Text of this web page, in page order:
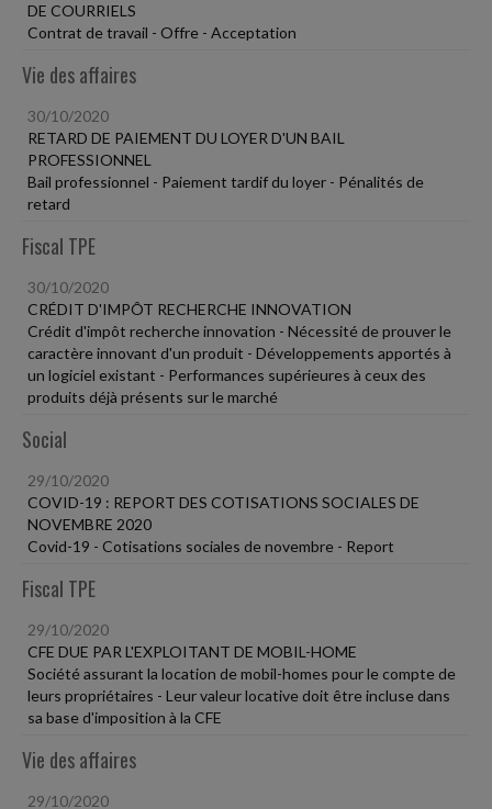
DE COURRIELS
Contrat de travail - Offre - Acceptation
Vie des affaires
30/10/2020
RETARD DE PAIEMENT DU LOYER D'UN BAIL
PROFESSIONNEL
Bail professionnel - Paiement tardif du loyer - Pénalités de
retard
Fiscal TPE
30/10/2020
CRÉDIT D'IMPÔT RECHERCHE INNOVATION
Crédit d'impôt recherche innovation - Nécessité de prouver le
caractère innovant d'un produit - Développements apportés à
un logiciel existant - Performances supérieures à ceux des
produits déjà présents sur le marché
Social
29/10/2020
COVID-19 : REPORT DES COTISATIONS SOCIALES DE
NOVEMBRE 2020
Covid-19 - Cotisations sociales de novembre - Report
Fiscal TPE
29/10/2020
CFE DUE PAR L'EXPLOITANT DE MOBIL-HOME
Société assurant la location de mobil-homes pour le compte de
leurs propriétaires - Leur valeur locative doit être incluse dans
sa base d'imposition à la CFE
Vie des affaires
29/10/2020